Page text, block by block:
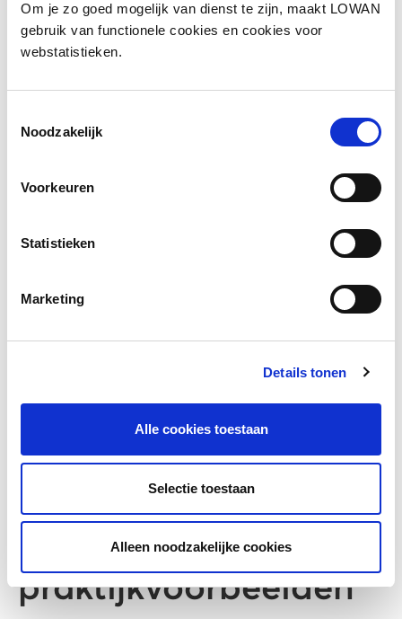
Om je zo goed mogelijk van dienst te zijn, maakt LOWAN
gebruik van functionele cookies en cookies voor
webstatistieken.
Noodzakelijk
Voorkeuren
Statistieken
Marketing
Details tonen
Alle cookies toestaan
Selectie toestaan
Alleen noodzakelijke cookies
een krachtige kwestie? En hoe start je het gesprek
erover?
Voorbeelden van krachtige kwesties
Bekijk alle
praktijkvoorbeelden